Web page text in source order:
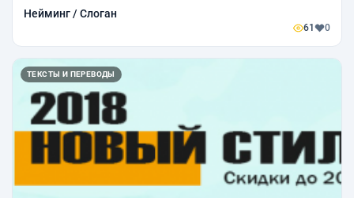
Нейминг / Слоган
61 0
ТЕКСТЫ И ПЕРЕВОДЫ